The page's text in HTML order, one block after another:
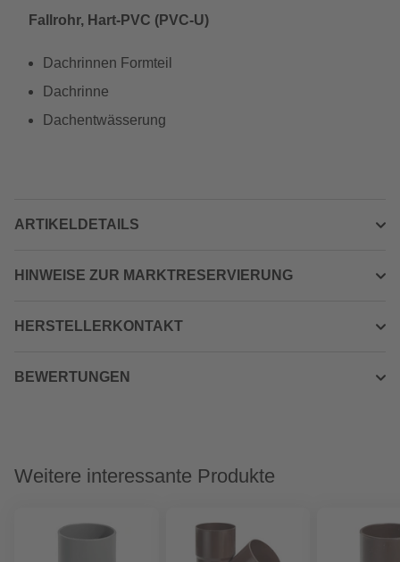
Fallrohr, Hart-PVC (PVC-U)
Dachrinnen Formteil
Dachrinne
Dachentwässerung
ARTIKELDETAILS
HINWEISE ZUR MARKTRESERVIERUNG
HERSTELLERKONTAKT
BEWERTUNGEN
Weitere interessante Produkte